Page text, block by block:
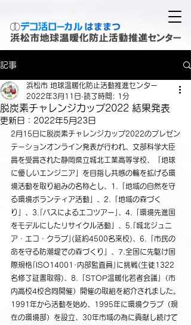
記事
脱炭素チャレンジカップ2022 結果発表
浜松市 地球温暖化防止活動推進センター
2022年3月11日 読了時間: 1分
更新日： 2022年5月23日
2月15日に脱炭素チャレンジカップ2022のプレゼン
テーションオンライン発表が行われ、文部科学大臣
賞を受賞された静岡県立城北工業高等学校、「地球
に優しいエンジニア」を目指し共感の輪を拡げる環
境活動を取り組みの名称とし、1.
「地域の自然を守
る環境ボランティア活動」、2.「地域の森づく
り」、3.｢バスによるエコツアー｣、4.「環境先進国
をモデルにしたリサイクル活動」、5.｢城北ジュニ
ア・エコ・クラブ｣(延約4500名来校)、6.「市民の
命を守る防潮堤での森づくり」、7.全国に先駆け国
際規格｢ISO14001･内部監査員｣に挑戦(生徒1322
名修了証書取得)、8.「STOP温暖化若者会議｣（市
内高校4校合同開催）開催の取組を紹介されました。
1991年から活動を始め、1995年に環境クラブ（現
在の環境部）を設立、30年市域の為に貢献し続けて